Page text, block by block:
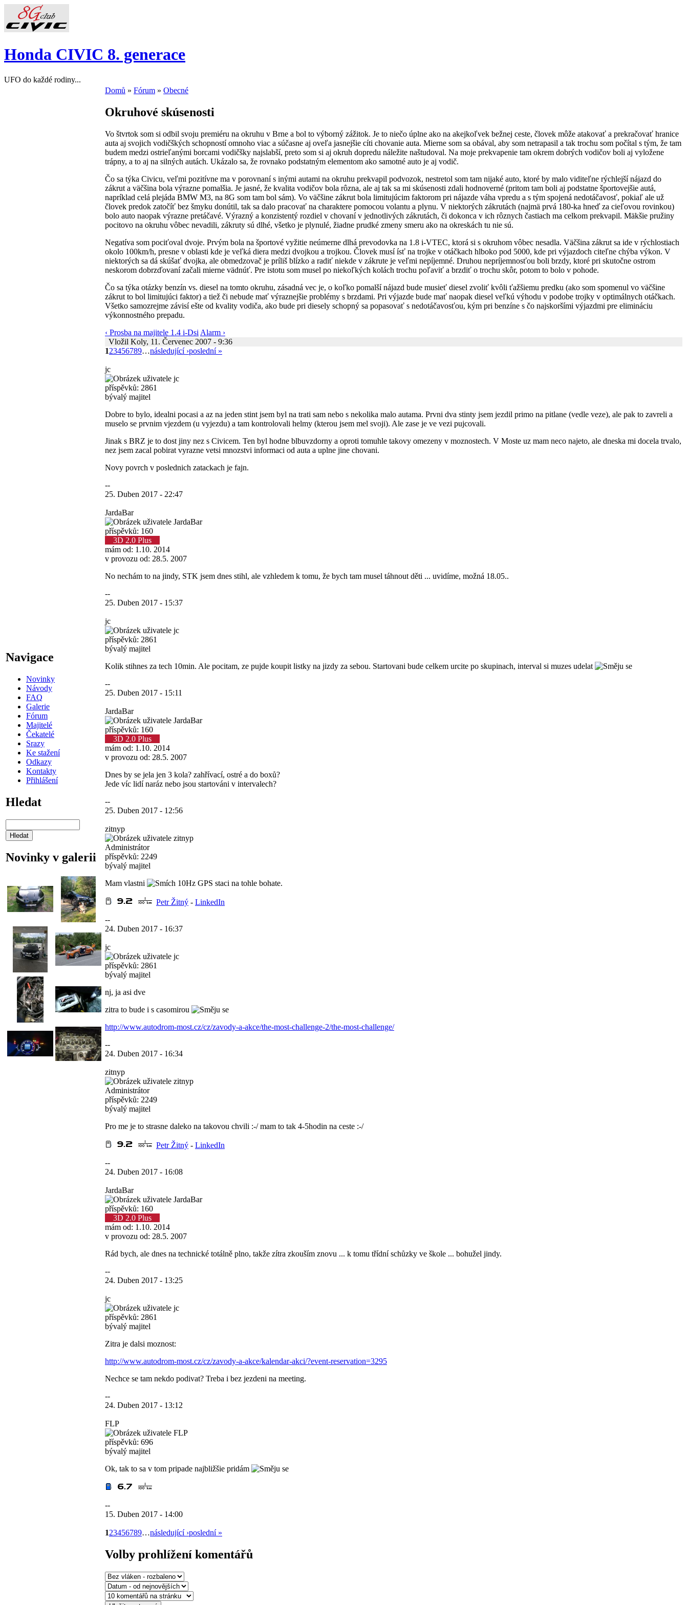
Honda CIVIC 8. generace
UFO do každé rodiny...
Navigace
Novinky
Návody
FAQ
Galerie
Fórum
Majitelé
Čekatelé
Srazy
Ke stažení
Odkazy
Kontakty
Přihlášení
Hledat
Novinky v galerii
Domů » Fórum » Obecné
Okruhové skúsenosti
Vo štvrtok som si odbil svoju premiéru na okruhu v Brne a bol to výborný zážitok. Je to niečo úplne ako na akejkoľvek bežnej ceste, človek môže atakovať a prekračovať hranice
auta aj svojich vodičškých schopností omnoho viac a súčasne aj oveľa jasnejšie cíti chovanie auta. Mierne som sa obával, aby som netrapasil a tak trochu som počítal s tým, že tam
budem medzi ostrieľanými borcami vodičšky najslabší, preto som si aj okruh dopredu náležite naštudoval. Na moje prekvapenie tam okrem dobrých vodičov boli aj vyložene
trápny, a to aj na silných autách. Ukázalo sa, že rovnako podstatným elementom ako samotné auto je aj vodič.
Čo sa týka Civicu, veľmi pozitívne ma v porovnaní s inými autami na okruhu prekvapil podvozok, nestretol som tam nijaké auto, ktoré by malo viditeľne rýchlejší nájazd do
zákrut a väčšina bola výrazne pomalšia. Je jasné, že kvalita vodičov bola rôzna, ale aj tak sa mi skúsenosti zdali hodnoverné (pritom tam boli aj podstatne športovejšie autá,
napríklad celá plejáda BMW M3, na 8G som tam bol sám). Vo väčšine zákrut bola limitujúcim faktorom pri nájazde váha vpredu a s tým spojená nedotáčavosť, pokiaľ ale už
človek predok zatočíť bez šmyku donútil, tak sa dalo pracovať na charaktere pomocou volantu a plynu. V niektorých zákrutách (najmä prvá 180-ka hneď za cieľovou rovinkou)
bolo auto naopak výrazne pretáčavé. Výrazný a konzistentý rozdiel v chovaní v jednotlivých zákrutách, či dokonca v ich rôznych častiach ma celkom prekvapil. Mäkšie pružiny
pocitovo na okruhu vôbec nevadili, zákruty sú dlhé, všetko je plynulé, žiadne prudké zmeny smeru ako na okreskách tu nie sú.
Negatíva som pociťoval dvoje. Prvým bola na športové vyžitie neúmerne dlhá prevodovka na 1.8 i-VTEC, ktorá si s okruhom vôbec nesadla. Väčšina zákrut sa ide v rýchlostiach
okolo 100km/h, presne v oblasti kde je veľká diera medzi dvojkou a trojkou. Človek musí ísť na trojke v otáčkach hlboko pod 5000, kde pri výjazdoch citeľne chýba výkon. V
niektorých sa dá skúšať dvojka, ale obmedzovač je príliš blízko a radiť niekde v zákrute je veľmi nepíjemné. Druhou nepríjemnosťou boli brzdy, ktoré pri skutočne ostrom
neskorom dobrzďovaní začali mierne vädnúť. Pre istotu som musel po niekoľkých kolách trochu poľaviť a brzdiť o trochu skôr, potom to bolo v pohode.
Čo sa týka otázky benzín vs. diesel na tomto okruhu, zásadná vec je, o koľko pomalší nájazd bude musieť diesel zvoliť kvôli ťažšiemu predku (ako som spomenul vo väčšine
zákrut to bol limitujúci faktor) a tiež či nebude mať výraznejšie problémy s brzdami. Pri výjazde bude mať naopak diesel veľkú výhodu v podobe trojky v optimálnych otáčkach.
Všetko samozrejme závisí ešte od kvality vodiča, ako bude pri diesely schopný sa popasovať s nedotáčavosťou, kým pri benzíne s čo najskoršími výjazdmi pre elimináciu
výkonnostného prepadu.
‹ Prosba na majitele 1.4 i-Dsi Alarm ›
Vložil Koly, 11. Červenec 2007 - 9:36
123456789…následující ›poslední »
jc
příspěvků: 2861
bývalý majitel
Dobre to bylo, idealni pocasi a az na jeden stint jsem byl na trati sam nebo s nekolika malo autama. Prvni dva stinty jsem jezdil primo na pitlane (vedle veze), ale pak to zavreli a
muselo se prvnim vjezdem (u vyjezdu) a tam kontrolovali helmy (kterou jsem mel svoji). Ale zase je ve vezi pujcovali.
Jinak s BRZ je to dost jiny nez s Civicem. Ten byl hodne blbuvzdorny a oproti tomuhle takovy omezeny v moznostech. V Moste uz mam neco najeto, ale dneska mi docela trvalo,
nez jsem zacal pobirat vyrazne vetsi mnozstvi informaci od auta a uplne jine chovani.
Novy povrch v poslednich zatackach je fajn.
--
25. Duben 2017 - 22:47
JardaBar
příspěvků: 160
3D 2.0 Plus
mám od: 1.10. 2014
v provozu od: 28.5. 2007
No nechám to na jindy, STK jsem dnes stihl, ale vzhledem k tomu, že bych tam musel táhnout děti ... uvidíme, možná 18.05..
--
25. Duben 2017 - 15:37
jc
příspěvků: 2861
bývalý majitel
Kolik stihnes za tech 10min. Ale pocitam, ze pujde koupit listky na jizdy za sebou. Startovani bude celkem urcite po skupinach, interval si muzes udelat
--
25. Duben 2017 - 15:11
JardaBar
příspěvků: 160
3D 2.0 Plus
mám od: 1.10. 2014
v provozu od: 28.5. 2007
Dnes by se jela jen 3 kola? zahřívací, ostré a do boxů?
Jede víc lidí naráz nebo jsou startováni v intervalech?
--
25. Duben 2017 - 12:56
zitnyp
Administrátor
příspěvků: 2249
bývalý majitel
Mam vlastni
10Hz GPS staci na tohle bohate.
Petr Žitný - LinkedIn
--
24. Duben 2017 - 16:37
jc
příspěvků: 2861
bývalý majitel
nj, ja asi dve
zitra to bude i s casomirou
http://www.autodrom-most.cz/cz/zavody-a-akce/the-most-challenge-2/the-most-challenge/
--
24. Duben 2017 - 16:34
zitnyp
Administrátor
příspěvků: 2249
bývalý majitel
Pro me je to strasne daleko na takovou chvili :-/ mam to tak 4-5hodin na ceste :-/
Petr Žitný - LinkedIn
--
24. Duben 2017 - 16:08
JardaBar
příspěvků: 160
3D 2.0 Plus
mám od: 1.10. 2014
v provozu od: 28.5. 2007
Rád bych, ale dnes na technické totálně plno, takže zítra zkouším znovu ... k tomu třídní schůzky ve škole ... bohužel jindy.
--
24. Duben 2017 - 13:25
jc
příspěvků: 2861
bývalý majitel
Zitra je dalsi moznost:
http://www.autodrom-most.cz/cz/zavody-a-akce/kalendar-akci/?event-reservation=3295
Nechce se tam nekdo podivat? Treba i bez jezdeni na meeting.
--
24. Duben 2017 - 13:12
FLP
příspěvků: 696
bývalý majitel
Ok, tak to sa v tom pripade najbližšie pridám
--
15. Duben 2017 - 14:00
123456789…následující ›poslední »
Volby prohlížení komentářů